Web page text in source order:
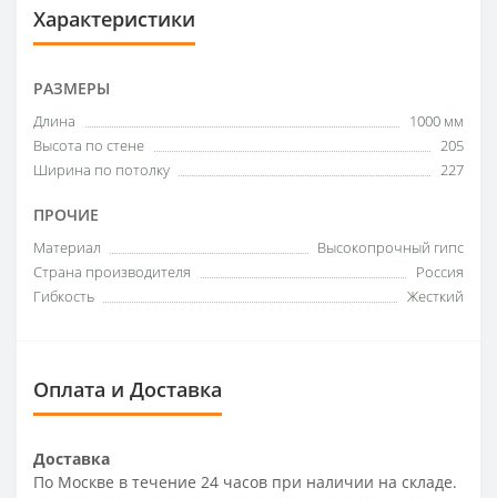
Характеристики
РАЗМЕРЫ
Длина
1000 мм
Высота по стене
205
Ширина по потолку
227
ПРОЧИЕ
Материал
Высокопрочный гипс
Страна производителя
Россия
Гибкость
Жесткий
Оплата и Доставка
Доставка
По Москве в течение 24 часов при наличии на складе.